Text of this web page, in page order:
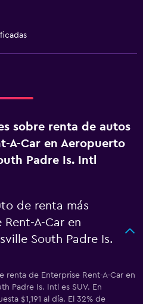
sobre renta de autos
A-Car en Aeropuerto
Padre Is. Intl
de renta más
A-Car en
South Padre Is.
renta de Enterprise Rent-A-Car en
Padre Is. Intl es SUV. En
$1,191 al día. El 32% de